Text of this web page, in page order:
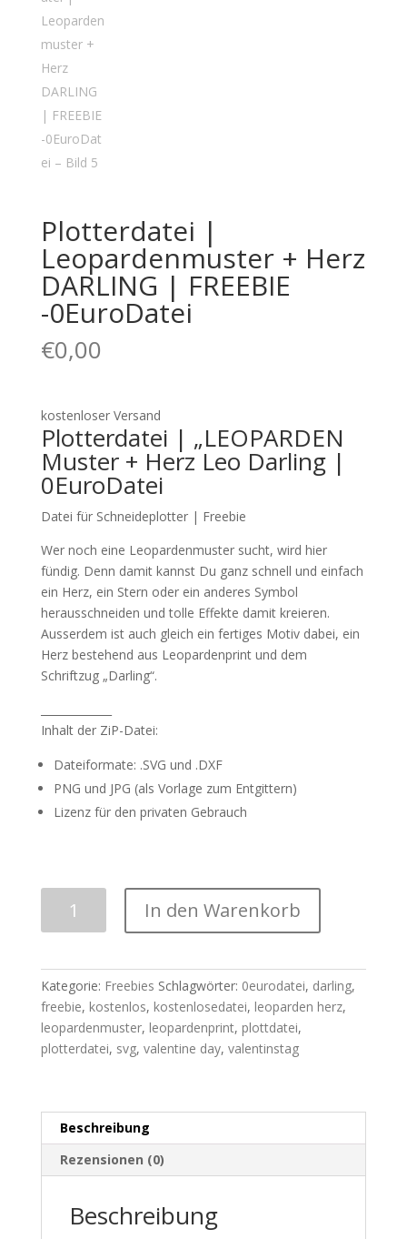
Plotterdatei |
Leopardenmuster + Herz
DARLING | FREEBIE
-0EuroDatei
€0,00
kostenloser Versand
Plotterdatei | „LEOPARDEN
Muster + Herz Leo Darling |
0EuroDatei
Datei für Schneideplotter | Freebie
Wer noch eine Leopardenmuster sucht, wird hier
fündig. Denn damit kannst Du ganz schnell und einfach
ein Herz, ein Stern oder ein anderes Symbol
herausschneiden und tolle Effekte damit kreieren.
Ausserdem ist auch gleich ein fertiges Motiv dabei, ein
Herz bestehend aus Leopardenprint und dem
Schriftzug „Darling“.
Inhalt der ZiP-Datei:
Dateiformate: .SVG und .DXF
PNG und JPG (als Vorlage zum Entgittern)
Lizenz für den privaten Gebrauch
Leopardenmuster
Herz
DARLING
|
FREEBIE
In den Warenkorb
Kategorie: Freebies Schlagwörter: 0eurodatei, darling,
freebie, kostenlos, kostenlosedatei, leoparden herz,
leopardenmuster, leopardenprint, plottdatei,
plotterdatei, svg, valentine day, valentinstag
Beschreibung
Rezensionen (0)
Beschreibung